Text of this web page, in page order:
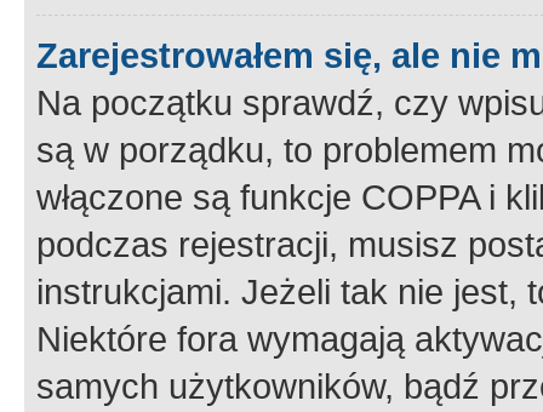
Zarejestrowałem się, ale nie
Na początku sprawdź, czy
są w porządku, to problemem
włączone są funkcje COPPA i
podczas rejestracji, musisz
instrukcjami. Jeżeli tak nie jest,
Niektóre fora wymagają
samych użytkowników, bądź